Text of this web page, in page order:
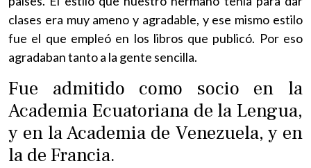
clases era muy ameno y agradable, y ese mismo estilo
fue el que empleó en los libros que publicó. Por eso
agradaban tanto a la gente sencilla.
Fue admitido como socio en la
Academia Ecuatoriana de la Lengua,
y en la Academia de Venezuela, y en
la de Francia.